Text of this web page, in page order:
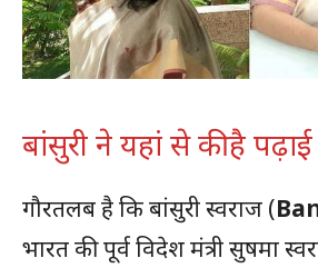
बांसुरी ने यहां से की है पढ़ाई
गौरतलब है कि बांसुरी स्वराज (
भारत की पूर्व विदेश मंत्री सुषमा